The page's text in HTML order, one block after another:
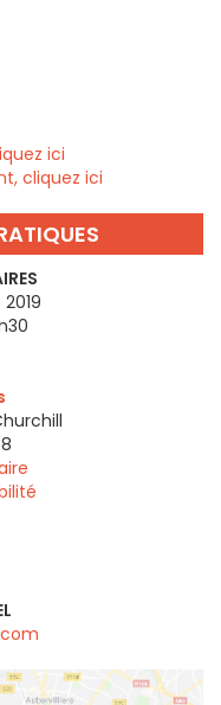
ici
cliquez ici